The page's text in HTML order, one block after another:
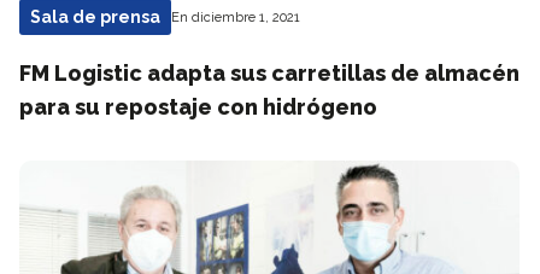
Sala de prensa En diciembre 1, 2021
FM Logistic adapta sus carretillas de almacén
para su repostaje con hidrógeno